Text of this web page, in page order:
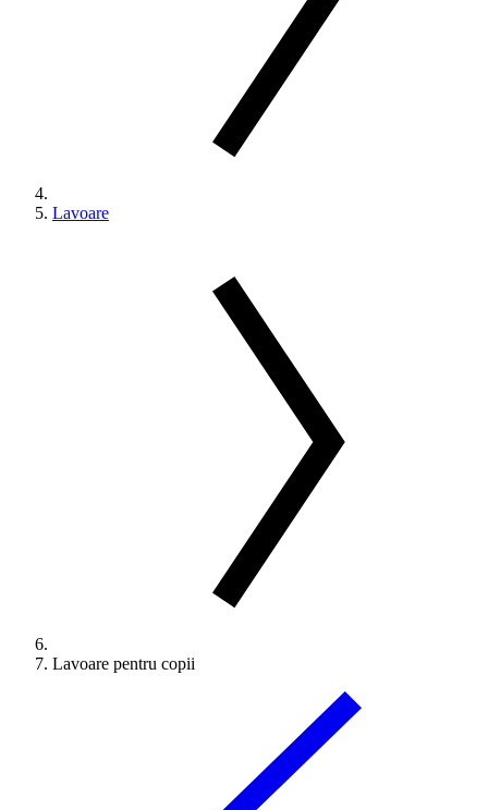
Lavoare
Lavoare pentru copii